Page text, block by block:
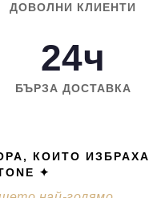
ДОВОЛНИ КЛИЕНТИ
24ч
БЪРЗА ДОСТАВКА
КОИТО ИЗБРАХА
✦